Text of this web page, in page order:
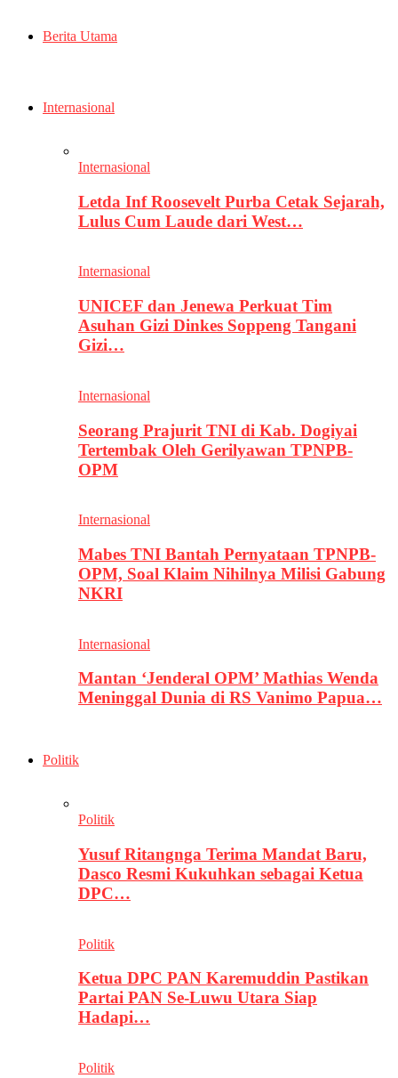
Berita Utama
Internasional
Internasional
Letda Inf Roosevelt Purba Cetak Sejarah,
Lulus Cum Laude dari West…
Internasional
UNICEF dan Jenewa Perkuat Tim
Asuhan Gizi Dinkes Soppeng Tangani
Gizi…
Internasional
Seorang Prajurit TNI di Kab. Dogiyai
Tertembak Oleh Gerilyawan TPNPB-
OPM
Internasional
Mabes TNI Bantah Pernyataan TPNPB-
OPM, Soal Klaim Nihilnya Milisi Gabung
NKRI
Internasional
Mantan ‘Jenderal OPM’ Mathias Wenda
Meninggal Dunia di RS Vanimo Papua…
Politik
Politik
Yusuf Ritangnga Terima Mandat Baru,
Dasco Resmi Kukuhkan sebagai Ketua
DPC…
Politik
Ketua DPC PAN Karemuddin Pastikan
Partai PAN Se-Luwu Utara Siap
Hadapi…
Politik